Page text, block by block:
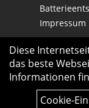
Impressum
Diese
das beste
Informationen
Cookie-